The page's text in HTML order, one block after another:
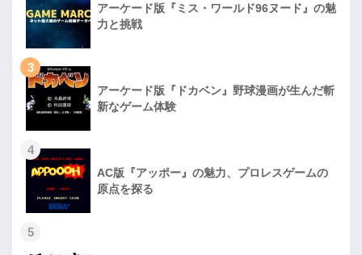
アーケード版『ミス・ワールド96ヌード』の魅
力と挑戦
3
アーケード版『ドカベン』野球漫画が生んだ斬
新なゲーム体験
4
AC版『アッポー』の魅力、プロレスゲームの
原点を探る
5